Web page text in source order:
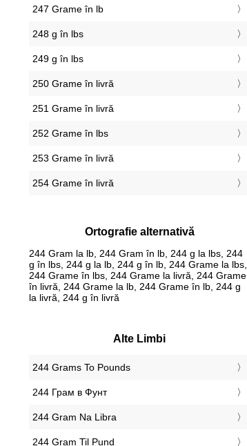
247 Grame în lb
248 g în lbs
249 g în lbs
250 Grame în livră
251 Grame în livră
252 Grame în lbs
253 Grame în livră
254 Grame în livră
Ortografie alternativă
244 Gram la lb, 244 Gram în lb, 244 g la lbs, 244
g în lbs, 244 g la lb, 244 g în lb, 244 Grame la lbs,
244 Grame în lbs, 244 Grame la livră, 244 Grame
în livră, 244 Grame la lb, 244 Grame în lb, 244 g
la livră, 244 g în livră
Alte Limbi
‎244 Grams To Pounds
‎244 Грам в Фунт
‎244 Gram Na Libra
‎244 Gram Til Pund